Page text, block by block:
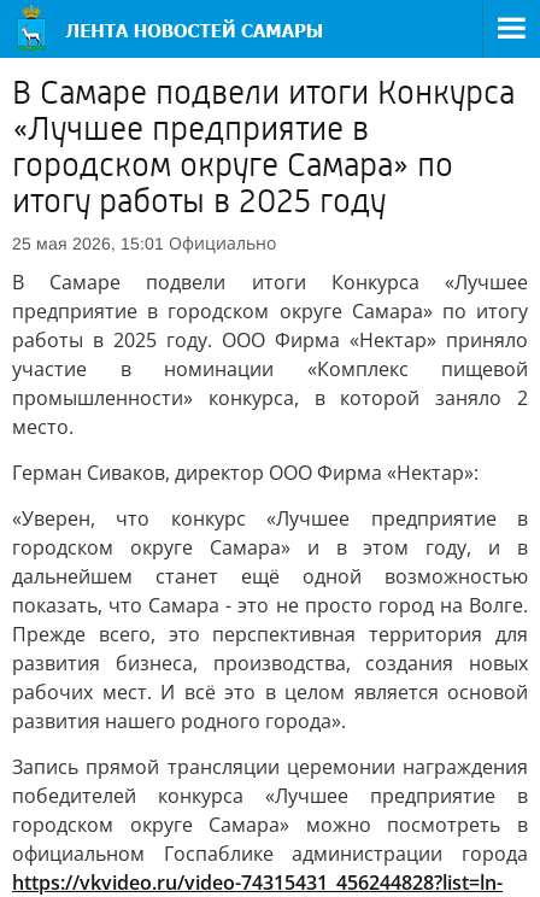
В Самаре подвели итоги Конкурса
«Лучшее предприятие в
городском округе Самара» по
итогу работы в 2025 году
25 мая 2026, 15:01 Официально
В Самаре подвели итоги Конкурса «Лучшее
предприятие в городском округе Самара» по итогу
работы в 2025 году. ООО Фирма «Нектар» приняло
участие в номинации «Комплекс пищевой
промышленности» конкурса, в которой заняло 2
место.
Герман Сиваков, директор ООО Фирма «Нектар»:
«Уверен, что конкурс «Лучшее предприятие в
городском округе Самара» и в этом году, и в
дальнейшем станет ещё одной возможностью
показать, что Самара - это не просто город на Волге.
Прежде всего, это перспективная территория для
развития бизнеса, производства, создания новых
рабочих мест. И всё это в целом является основой
развития нашего родного города».
Запись прямой трансляции церемонии награждения
победителей конкурса «Лучшее предприятие в
городском округе Самара» можно посмотреть в
официальном Госпаблике администрации города
https://vkvideo.ru/video-74315431_456244828?list=ln-